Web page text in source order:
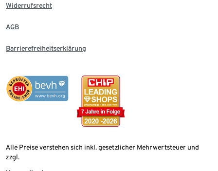
Widerrufsrecht
AGB
Barrierefreiheitserklärung
Alle Preise verstehen sich inkl. gesetzlicher Mehrwertsteuer und
zzgl.